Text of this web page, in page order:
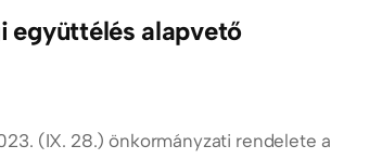
együttélés alapvető
(IX. 28.) önkormányzati rendelete a